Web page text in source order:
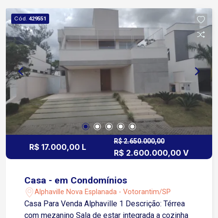
iluminac?a?o (8 a 10 pontos conforme projeto
especi?fico) Piso e ar condicionado nos quartos
Planejados nas 4 Suítes, nos 5 banheiros, na
cozinha, na lavanderia e ilha gourmet Infra
estrutura AC Sala Infra estrutura AC Area Gourmet
Infra estrutura AC Home ofiice Placas solares
para aquecimento de a?gua. Placas solares para
gerac?a?o de energia.
Cód. 429551
R$ 17.000,00 L
R$ 2.650.000,00
R$ 2.600.000,00 V
Casa - em Condomínios
Alphaville Nova Esplanada - Votorantim/SP
Casa Para Venda Alphaville 1 Descrição: Térrea
com mezanino Sala de estar integrada a cozinha